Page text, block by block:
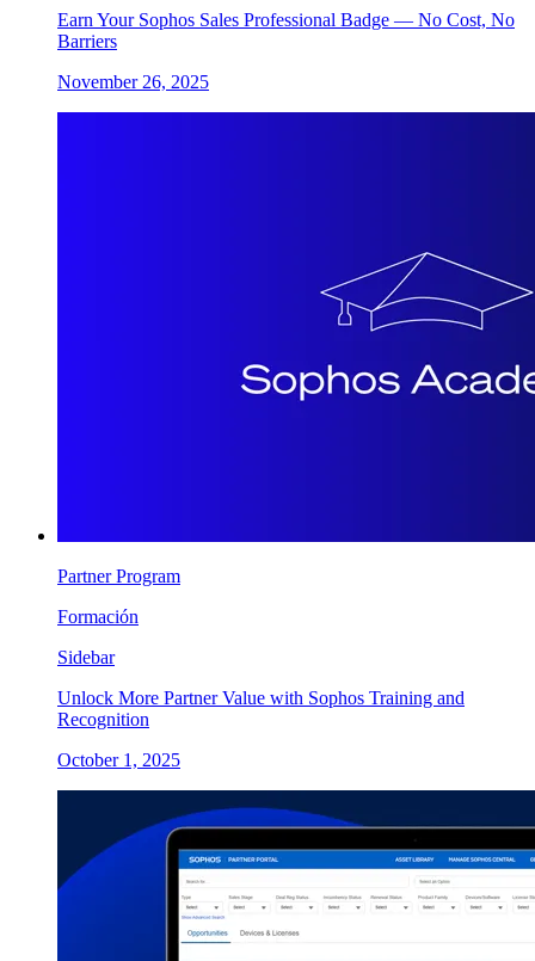
Earn Your Sophos Sales Professional Badge — No Cost, No
Barriers
November 26, 2025
Partner Program
Formación
Sidebar
Unlock More Partner Value with Sophos Training and
Recognition
October 1, 2025